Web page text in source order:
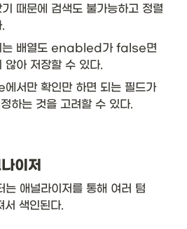
때문에 검색도 불가능하고 정렬
는 배열도 enabled가 false면
않아 저장할 수 있다.
서만 확인만 하면 되는 필드가
하는 것을 고려할 수 있다.
이저
애널라이저를 통해 여러 텀
색인된다.